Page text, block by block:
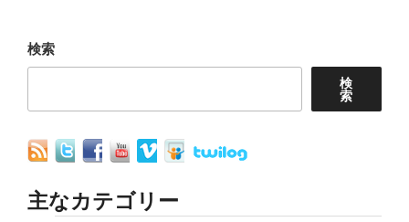
ョ
検索
検
索
主なカテゴリー